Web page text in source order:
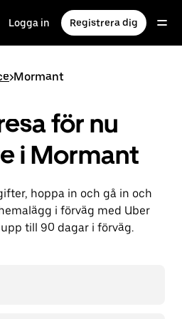
Logga in Registrera dig
>Mormant
för nu
i Mormant
hoppa in och gå in och
i förväg med Uber
till 90 dagar i förväg.